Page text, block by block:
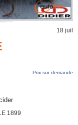
18 juil
Prix sur demande
1899